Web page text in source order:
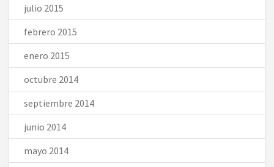
julio 2015
febrero 2015
enero 2015
octubre 2014
septiembre 2014
junio 2014
mayo 2014